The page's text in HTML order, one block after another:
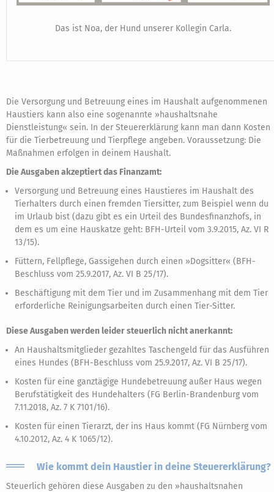
Das ist Noa, der Hund unserer Kollegin Carla.
Die Versorgung und Betreuung eines im Haushalt aufgenommenen
Haustiers kann also eine sogenannte »haushaltsnahe
Dienstleistung« sein. In der Steuererklärung kann man dann Kosten
für die Tierbetreuung und Tierpflege angeben. Voraussetzung: Die
Maßnahmen erfolgen in deinem Haushalt.
Die Ausgaben akzeptiert das Finanzamt:
Versorgung und Betreuung eines Haustieres im Haushalt des
Tierhalters durch einen fremden Tiersitter, zum Beispiel wenn du
im Urlaub bist (dazu gibt es ein Urteil des Bundesfinanzhofs, in
dem es um eine Hauskatze geht: BFH-Urteil vom 3.9.2015, Az. VI R
13/15).
Füttern, Fellpflege, Gassigehen durch einen »Dogsitter« (BFH-
Beschluss vom 25.9.2017, Az. VI B 25/17).
Beschäftigung mit dem Tier und im Zusammenhang mit dem Tier
erforderliche Reinigungsarbeiten durch einen Tier-Sitter.
Diese Ausgaben werden leider steuerlich nicht anerkannt:
An Haushaltsmitglieder gezahltes Taschengeld für das Ausführen
eines Hundes (BFH-Beschluss vom 25.9.2017, Az. VI B 25/17).
Kosten für eine ganztägige Hundebetreuung außer Haus wegen
Berufstätigkeit des Hundehalters (FG Berlin-Brandenburg vom
7.11.2018, Az. 7 K 7101/16).
Kosten für einen Tierarzt, der ins Haus kommt (FG Nürnberg vom
4.10.2012, Az. 4 K 1065/12).
Wie kommt dein Haustier in deine Steuererklärung?
Steuerlich gehören diese Ausgaben zu den »haushaltsnahen